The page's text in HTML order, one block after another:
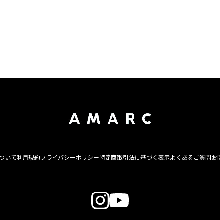
いて利用規約プライバシーポリシー特定商取引法に基づく表示よくあるご質問お